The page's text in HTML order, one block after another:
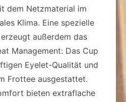
dem Netzmaterial im
Klima. Eine spezielle
außerdem das
Management: Das Cup
Eyelet-Qualität und
Frottee ausgestattet.
bieten extraflache